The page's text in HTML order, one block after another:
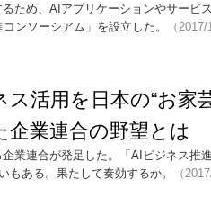
ため、AIアプリケーションやサービ
ンソーシアム」を設立した。
（
ス活用を日本の“お
企業連合の野望とは
業連合が発足した。「AIビジネス推
もある。果たして奏効するか。
（